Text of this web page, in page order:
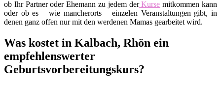
ob Ihr Partner oder Ehemann zu jedem derKurse mitkommen kann
oder ob es – wie mancherorts – einzelen Veranstaltungen gibt, in
denen ganz offen nur mit den werdenen Mamas gearbeitet wird.
Was kostet in Kalbach, Rhön ein
empfehlenswerter
Geburtsvorbereitungskurs?